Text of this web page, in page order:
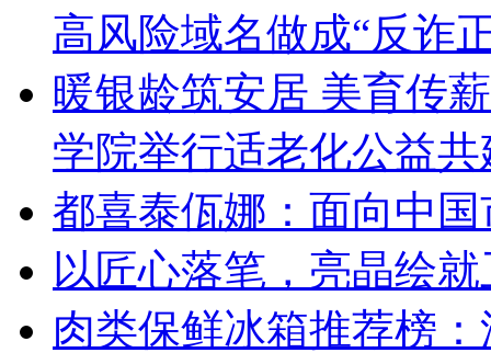
高风险域名做成“反诈
暖银龄筑安居 美育传
学院举行适老化公益
都喜泰佤娜：面向中
以匠心落笔，亮晶绘
肉类保鲜冰箱推荐榜